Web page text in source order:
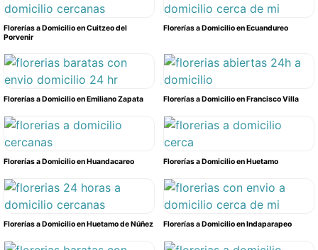
Florerías a Domicilio en Cuitzeo del
Porvenir
Florerías a Domicilio en Ecuandureo
Florerías a Domicilio en Emiliano Zapata Florerías a Domicilio en Francisco Villa
Florerías a Domicilio en Huandacareo Florerías a Domicilio en Huetamo
Florerías a Domicilio en Huetamo de Núñez Florerías a Domicilio en Indaparapeo